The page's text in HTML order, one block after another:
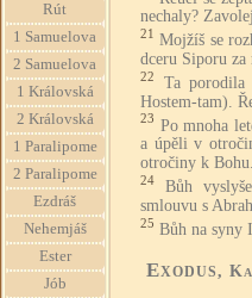
Rút
1 Samuelova
2 Samuelova
1 Královská
2 Královská
1 Paralipome
2 Paralipome
Ezdráš
Nehemjáš
Ester
Jób
nechaly?
21
Mojžíš se
dceru Siporu za
22
Ta
Hostem-tam).
23 Po mnoha
a úpěli v
otročiny k Bohu.
24
Bůh
smlouvu s
25 Bůh na syny
Exodus,